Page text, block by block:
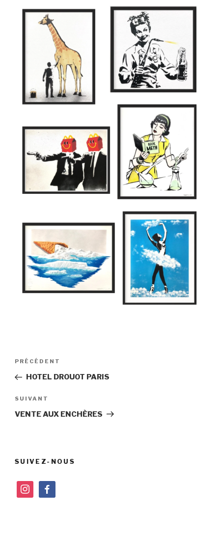
Navigation
l’article
Article
précédent
PRÉCÉDENT
HOTEL DROUOT PARIS
Article
suivant
SUIVANT
VENTE AUX ENCHÈRES
SUIVEZ-NOUS
instagramfacebook